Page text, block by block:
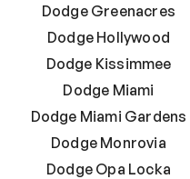
Dodge Greenacres
Dodge Hollywood
Dodge Kissimmee
Dodge Miami
Dodge Miami Gardens
Dodge Monrovia
Dodge Opa Locka